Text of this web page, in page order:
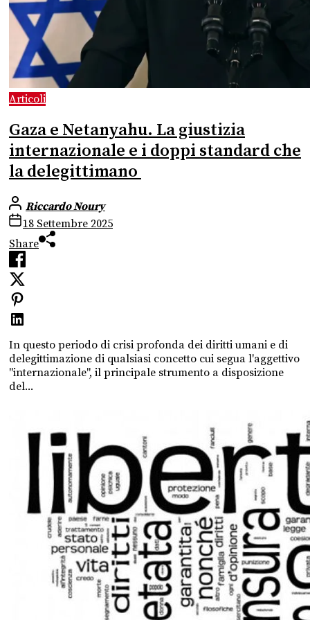
Articoli
Gaza e Netanyahu. La giustizia
internazionale e i doppi standard che
la delegittimano
Riccardo Noury
18 Settembre 2025
Share
In questo periodo di crisi profonda dei diritti umani e di
delegittimazione di qualsiasi concetto cui segua l'aggettivo
"internazionale", il principale strumento a disposizione
del...